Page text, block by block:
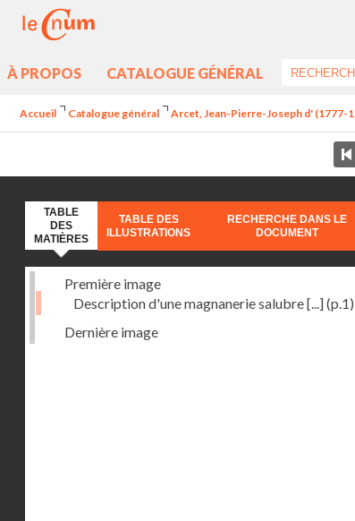
À PROPOS CATALOGUE GÉNÉRAL
Accueil Catalogue général Arcet, Jean-Pierre-Joseph d' (1777-
TABLE
DES
MATIÈRES
TABLE DES
ILLUSTRATIONS
RECHERCHE DANS LE
DOCUMENT
Première image
Description d'une magnanerie salubre [...](p.1)
Dernière image